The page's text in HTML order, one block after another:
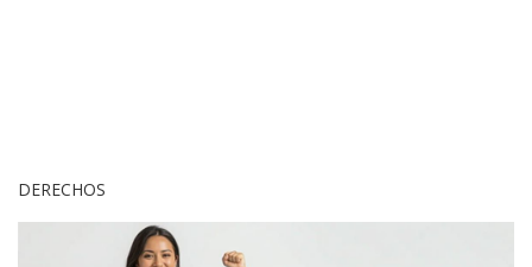
DERECHOS